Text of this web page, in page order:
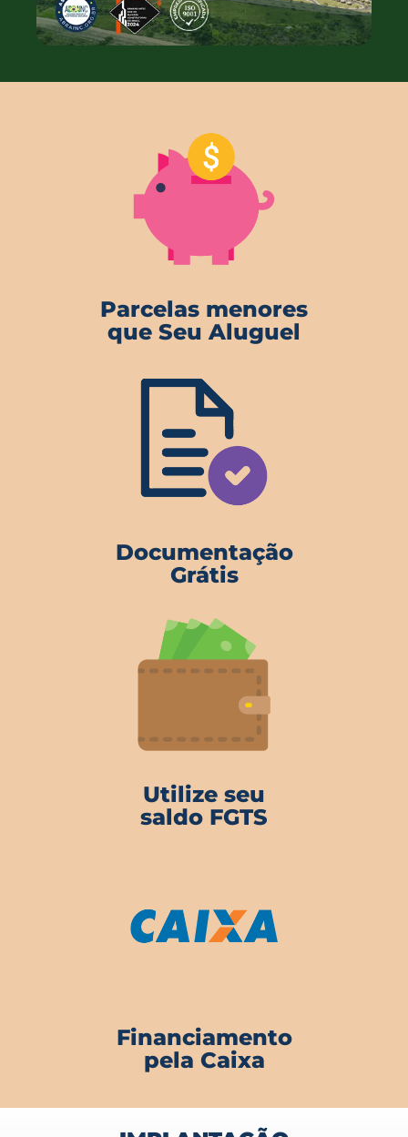
Parcelas menores
que Seu Aluguel
Documentação
Grátis
Utilize seu
saldo FGTS
Financiamento
pela Caixa